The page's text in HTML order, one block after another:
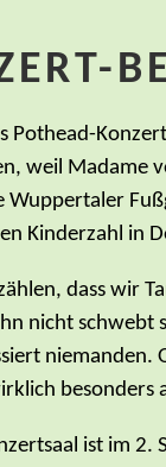
Pothead-
weil Madame
Wuppertaler
Kinderzahl in
dass wir
nicht schwebt
niemanden.
besonders
ist im 2.